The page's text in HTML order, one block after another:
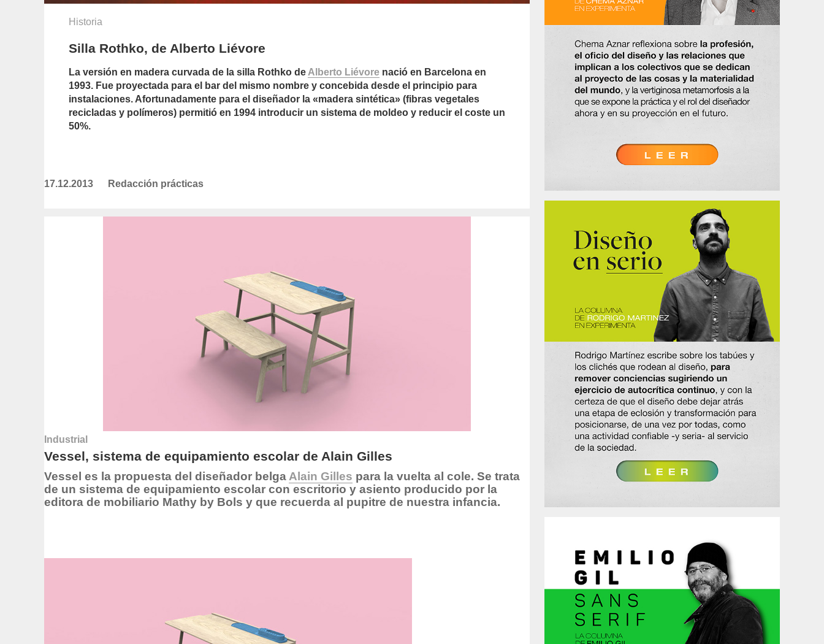
Historia
Silla Rothko, de Alberto Liévore
La versión en madera curvada de la silla Rothko de Alberto Liévorenació en Barcelona en
1993. Fue proyectada para el bar del mismo nombre y concebida desde el principio para
instalaciones. Afortunadamente para el diseñador la «madera sintética» (fibras vegetales
recicladas y polímeros) permitió en 1994 introducir un sistema de moldeo y reducir el coste un
50%.
Publicado
17.12.2013
https://www.experimenta.es/author/redaccion-
Redacción prácticas
Industrial
Vessel, sistema de equipamiento escolar de Alain Gilles
Vessel es la propuesta del diseñador belga Alain Gilles para la vuelta al cole. Se trata
de un sistema de equipamiento escolar con escritorio y asiento producido por la
editora de mobiliario Mathy by Bols y que recuerda al pupitre de nuestra infancia.